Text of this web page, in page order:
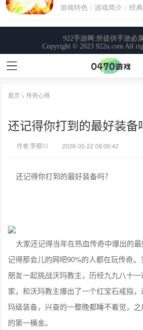
首页 >传奇心得
还记得你打到的最好装备
作者:李穆川 2026-05-22 08:06:42
还记得你打到的最好装备吗？
大家还记得当年在热血传奇中爆出的
记得那会儿的网吧90%的人都在玩传奇
朋友一起挑战沃玛教主，历经九九八十
家，和沃玛教主爆出了一个红宝石戒指
玛级装备，兴奋的一整晚都睡不着觉，
的第一桶金。